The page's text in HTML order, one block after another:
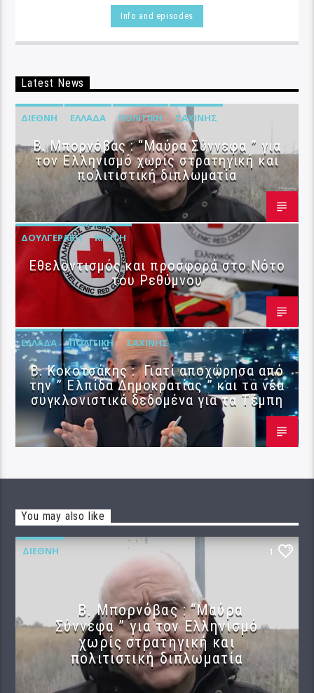
Info and episodes
Latest News
ΔΙΕΘΝΉ ΕΛΛΆΔΑ ΠΟΛΙΤΙΚΉ ΣΑΧΊΝΗΣ
B. Μπορνόβας : “Μαύρα Σύννεφα ” για
τον Ελληνισμό χωρίς στρατηγική και
πολιτιστική διπλωματία
ΔΟΥΛΓΕΡΆΚΗ ΚΡΉΤΗ
Εθελοντισμός και προσφορά στο Νότο
του Ρεθύμνου
ΕΛΛΆΔΑ ΠΟΛΙΤΙΚΉ ΣΑΧΊΝΗΣ
Β. Κοκοτσάκης : Γιατί αποχώρησα από
την ” Ελπίδα Δημοκρατίας ” και τα νέα
συγκλονιστικά δεδομένα για τα Τέμπη
You may also like
ΔΙΕΘΝΉ 1
B. Μπορνόβας : “Μαύρα
Σύννεφα ” για τον Ελληνισμό
χωρίς στρατηγική και
πολιτιστική διπλωματία